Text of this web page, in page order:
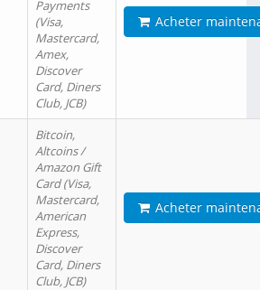
Payments
(Visa,
Mastercard,
Amex,
Discover
Card, Diners
Club, JCB)
Acheter
Bitcoin,
Altcoins /
Amazon Gift
Card (Visa,
Mastercard,
American
Express,
Discover
Card, Diners
Club, JCB)
Acheter